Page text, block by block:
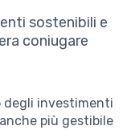
sostenibili e
coniugare
degli investimenti
più gestibile